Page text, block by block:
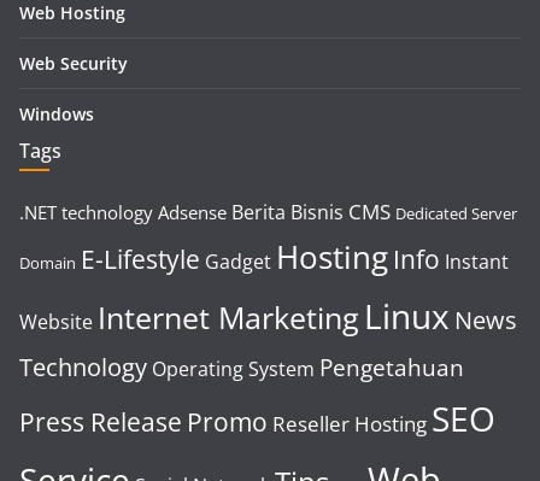
Web Hosting
Web Security
Windows
Tags
.NET technology Adsense Berita Bisnis CMS Dedicated Server
Domain E-Lifestyle Gadget Hosting Info Instant
Website Internet Marketing Linux News
Technology Operating System Pengetahuan
Press Release Promo Reseller Hosting SEO